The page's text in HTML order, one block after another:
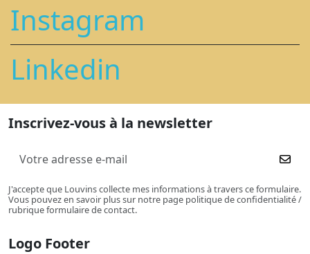
Instagram
Linkedin
Inscrivez-vous à la newsletter
J'accepte que Louvins collecte mes informations à travers ce formulaire.
Vous pouvez en savoir plus sur notre page politique de confidentialité /
rubrique formulaire de contact.
Logo Footer